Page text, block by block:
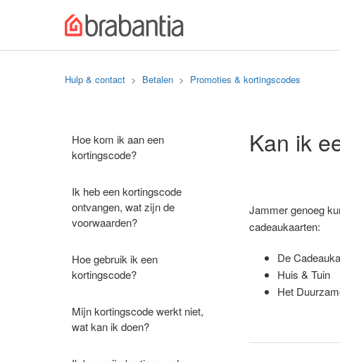
Hulp & contact Betalen Promoties & kortingscodes
Hoe kom ik aan een
kortingscode?
Ik heb een kortingscode
ontvangen, wat zijn de
voorwaarden?
Hoe gebruik ik een
kortingscode?
Mijn kortingscode werkt niet,
wat kan ik doen?
Kan ik
Jammer genoeg
cadeaukaarten:
De
Huis & Tuin
Het